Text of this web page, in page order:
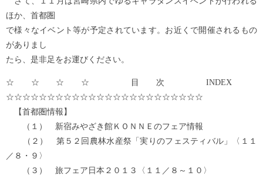
ほか、首都圏
で様々なイベント等が予定されています。お近くで開催されるもの
がありまし
たら、是非足をお運びください。
☆☆☆☆ 目次 INDEX
☆☆☆☆☆☆☆☆☆☆☆☆☆☆☆☆☆☆☆☆☆☆☆☆
【首都圏情報】
（１） 新宿みやざき館ＫＯＮＮＥのフェア情報
（２） 第５２回農林水産祭「実りのフェスティバル」〈１１
／８・９〉
（３） 旅フェア日本２０１３〈１１／８～１０〉